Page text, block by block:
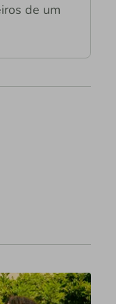
de um